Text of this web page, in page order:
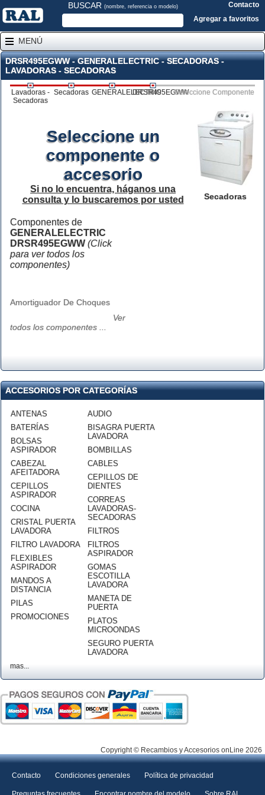
BUSCAR (nombre, referencia o modelo)
Contacto
Agregar a favoritos
MENÚ
DRSR495EGWW - GENERALELECTRIC - SECADORAS -
LAVADORAS - SECADORAS
Lavadoras -
Secadoras
Secadoras GENERALELECTRICDRSR495EGWWSeleccione Componente
Secadoras
Seleccione un
componente o
accesorio
Si no lo encuentra, háganos una
consulta y lo buscaremos por usted
Componentes de
GENERALELECTRIC
DRSR495EGWW (Click
para ver todos los
componentes)
Amortiguador De Choques
Ver
todos los componentes ...
ACCESORIOS POR CATEGORÍAS
ANTENAS
BATERÍAS
BOLSAS
ASPIRADOR
CABEZAL
AFEITADORA
CEPILLOS
ASPIRADOR
COCINA
CRISTAL PUERTA
LAVADORA
FILTRO LAVADORA
FLEXIBLES
ASPIRADOR
MANDOS A
DISTANCIA
PILAS
PROMOCIONES
AUDIO
BISAGRA PUERTA
LAVADORA
BOMBILLAS
CABLES
CEPILLOS DE
DIENTES
CORREAS
LAVADORAS-
SECADORAS
FILTROS
FILTROS
ASPIRADOR
GOMAS
ESCOTILLA
LAVADORA
MANETA DE
PUERTA
PLATOS
MICROONDAS
SEGURO PUERTA
LAVADORA
mas...
Copyright © Recambios y Accesorios onLine 2026
Contacto Condiciones generales Política de privacidad